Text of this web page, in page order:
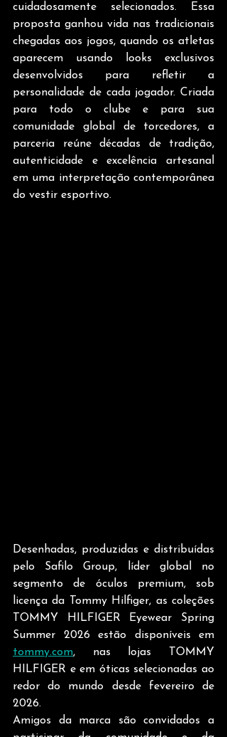
cuidadosamente selecionados. Essa
proposta ganhou vida nas tradicionais
chegadas aos jogos, quando os atletas
aparecem usando looks exclusivos
desenvolvidos para refletir a
personalidade de cada jogador. Criada
para todo o clube e para sua
comunidade global de torcedores, a
parceria reúne décadas de tradição,
autenticidade e excelência artesanal
em uma interpretação contemporânea
do vestir esportivo.
Desenhadas, produzidas e distribuídas
pelo Safilo Group, líder global no
segmento de óculos premium, sob
licença da Tommy Hilfiger, as coleções
TOMMY HILFIGER Eyewear Spring
tommy.com, nas lojas TOMMY
HILFIGER e em óticas selecionadas ao
redor do mundo desde fevereiro de
2026.
Amigos da marca são convidados a